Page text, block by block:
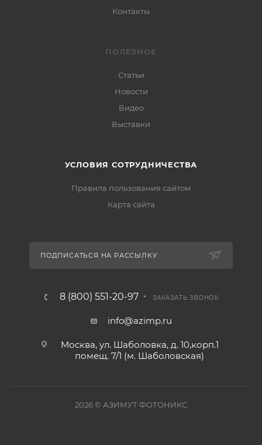
Контакты
ПОЛЕЗНОЕ
Статьи
Новости
Видео
Выставки
УСЛОВИЯ СОТРУДНИЧЕСТВА
Правила пользования сайтом
Карта сайта
ПОДПИСАТЬСЯ НА РАССЫЛКУ
8 (800) 551-20-97 ЗАКАЗАТЬ ЗВОНОК
info@azimp.ru
Москва, ул. Шаболовка, д. 10,корп.1
помещ. 7/1 (м. Шаболовская)
2026© АЗИМУТ ФОТОНИКС